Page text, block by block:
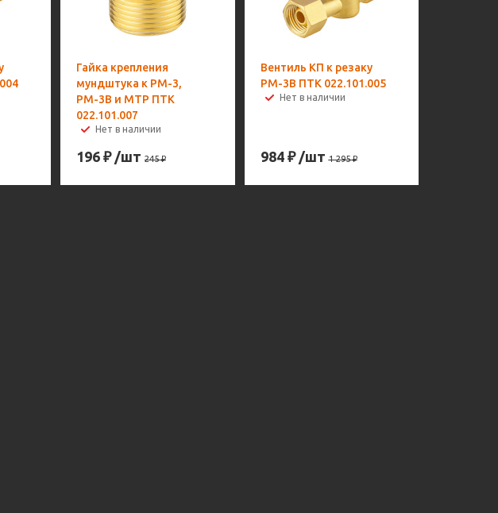
Гайка крепления
мундштука к РМ-3,
РМ-3В и МТР ПТК
022.101.007
Нет в наличии
196 ₽ /шт 245₽
Вентиль КП к резаку
РМ-3В ПТК 022.101.005
Нет в наличии
984₽ /шт 1 295₽